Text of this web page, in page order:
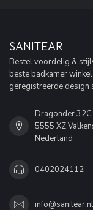
SANITEAR
Bestel voordelig &
beste badkamer
geregistreerde design
Dragonder 32C
5555 XZ
Nederland
0402024112
info@sanitear.nl